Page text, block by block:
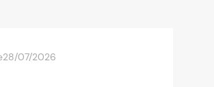
28/07/2026